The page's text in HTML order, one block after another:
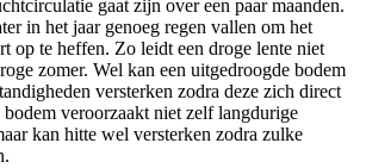
gaat zijn over een paar maanden.
in het jaar genoeg regen vallen om het
op te heffen. Zo leidt een droge lente niet
zomer. Wel kan een uitgedroogde bodem
versterken zodra deze zich direct
veroorzaakt niet zelf langdurige
kan hitte wel versterken zodra zulke